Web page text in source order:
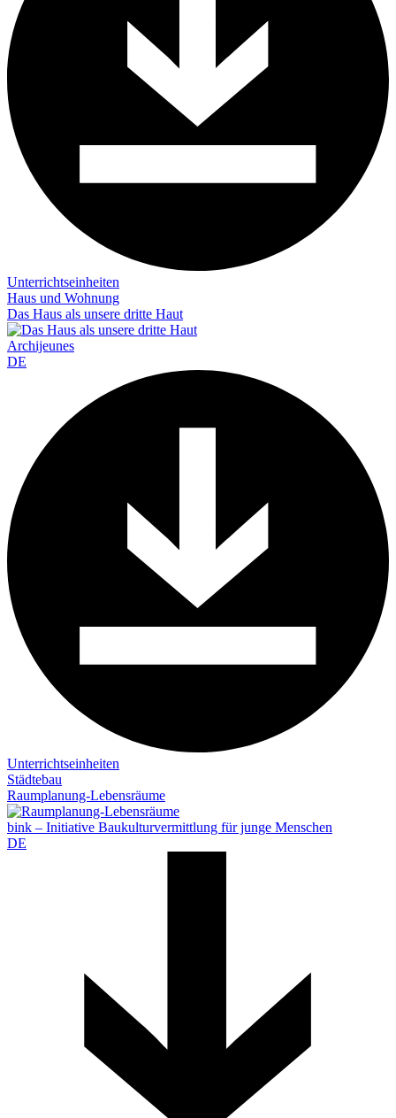
Unterrichtseinheiten
Haus und Wohnung
Das Haus als unsere dritte Haut
Archijeunes
DE
Unterrichtseinheiten
Städtebau
Raumplanung-Lebensräume
bink – Initiative Baukulturvermittlung für junge Menschen
DE